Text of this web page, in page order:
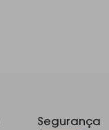
Segurança